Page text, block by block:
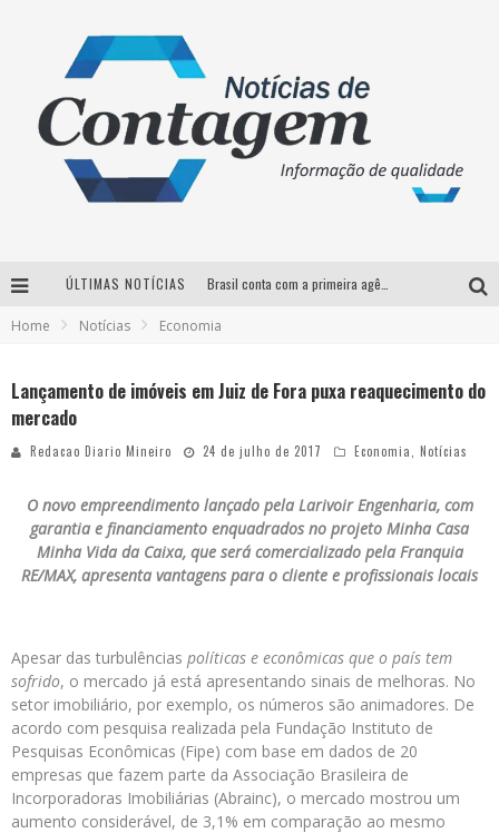
ÚLTIMAS NOTÍCIAS
Home Notícias Economia
Lançamento de imóveis em Juiz de Fora puxa reaquecimento do
mercado
Redacao Diario Mineiro 24 de julho de 2017 Economia Notícias
O novo empreendimento lançado pela Larivoir Engenharia, com
garantia e financiamento enquadrados no projeto Minha Casa
Minha Vida da Caixa, que será comercializado pela Franquia
RE/MAX, apresenta vantagens para o cliente e profissionais locais
Apesar das turbulências políticas e econômicas que o país tem
sofrido, o mercado já está apresentando sinais de melhoras. No
setor imobiliário, por exemplo, os números são animadores. De
acordo com pesquisa realizada pela Fundação Instituto de
Pesquisas Econômicas (Fipe) com base em dados de 20
empresas que fazem parte da Associação Brasileira de
Incorporadoras Imobiliárias (Abrainc), o mercado mostrou um
aumento considerável, de 3,1% em comparação ao mesmo